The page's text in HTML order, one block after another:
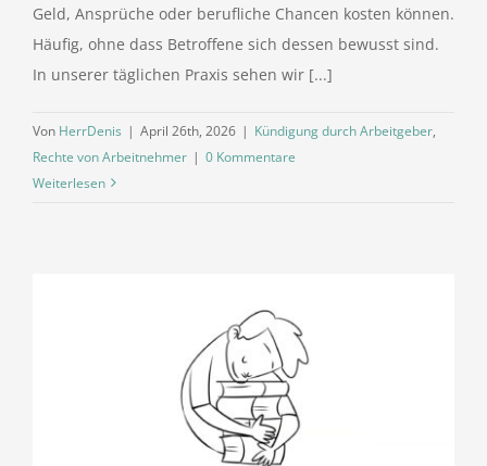
Geld, Ansprüche oder berufliche Chancen kosten können.
Häufig, ohne dass Betroffene sich dessen bewusst sind.
In unserer täglichen Praxis sehen wir [...]
Von HerrDenis | April 26th, 2026 | Kündigung durch Arbeitgeber,
Rechte von Arbeitnehmer | 0 Kommentare
Weiterlesen